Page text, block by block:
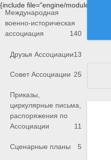
{include file="engine/modules/
Международная
военно-историческая
ассоциация
140
Друзья Ассоциации13
Совет Ассоциации 25
Приказы,
циркулярные письма,
распоряжения по
Ассоциации
11
Сценарные планы 5